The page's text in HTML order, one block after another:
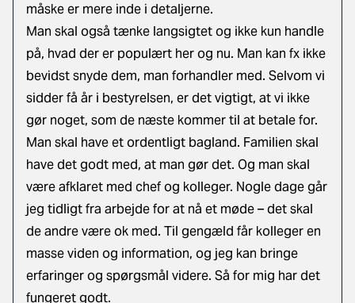
måske er mere inde i detaljerne.
Man skal også tænke langsigtet og ikke kun handle
på, hvad der er populært her og nu. Man kan fx ikke
bevidst snyde dem, man forhandler med. Selvom vi
sidder få år i bestyrelsen, er det vigtigt, at vi ikke
gør noget, som de næste kommer til at betale for.
Man skal have et ordentligt bagland. Familien skal
have det godt med, at man gør det. Og man skal
være afklaret med chef og kolleger. Nogle dage går
jeg tidligt fra arbejde for at nå et møde – det skal
de andre være ok med. Til gengæld får kolleger en
masse viden og information, og jeg kan bringe
erfaringer og spørgsmål videre. Så for mig har det
fungeret godt.